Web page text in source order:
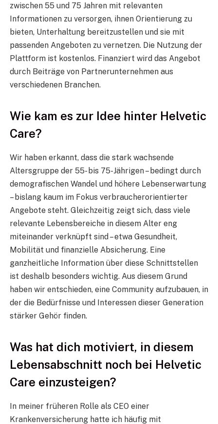
zwischen 55 und 75 Jahren mit relevanten
Informationen zu versorgen, ihnen Orientierung zu
bieten, Unterhaltung bereitzustellen und sie mit
passenden Angeboten zu vernetzen. Die Nutzung der
Plattform ist kostenlos. Finanziert wird das Angebot
durch Beiträge von Partnerunternehmen aus
verschiedenen Branchen.
Wie kam es zur Idee hinter Helvetic
Care?
Wir haben erkannt, dass die stark wachsende
Altersgruppe der 55- bis 75-Jährigen – bedingt durch
demografischen Wandel und höhere Lebenserwartung
– bislang kaum im Fokus verbraucherorientierter
Angebote steht. Gleichzeitig zeigt sich, dass viele
relevante Lebensbereiche in diesem Alter eng
miteinander verknüpft sind – etwa Gesundheit,
Mobilität und finanzielle Absicherung. Eine
ganzheitliche Information über diese Schnittstellen
ist deshalb besonders wichtig. Aus diesem Grund
haben wir entschieden, eine Community aufzubauen, in
der die Bedürfnisse und Interessen dieser Generation
stärker Gehör finden.
Was hat dich motiviert, in diesem
Lebensabschnitt noch bei Helvetic
Care einzusteigen?
In meiner früheren Rolle als CEO einer
Krankenversicherung hatte ich häufig mit